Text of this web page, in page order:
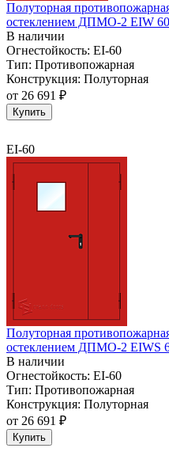
Полуторная
остеклением ДПМО-2 EIW
В наличии
Огнестойкость: EI-60
Тип: Противопожарная
Конструкция: Полуторная
от 26 691 ₽
Купить
EI-60
Полуторная
остеклением ДПМО-2 EIWS
В наличии
Огнестойкость: EI-60
Тип: Противопожарная
Конструкция: Полуторная
от 26 691 ₽
Купить